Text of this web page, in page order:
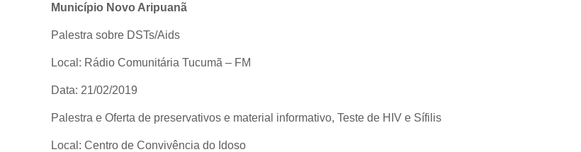
Município Novo Aripuanã
Palestra sobre DSTs/Aids
Local: Rádio Comunitária Tucumã – FM
Data: 21/02/2019
Palestra e Oferta de preservativos e material informativo, Teste de HIV e Sífilis
Local: Centro de Convivência do Idoso